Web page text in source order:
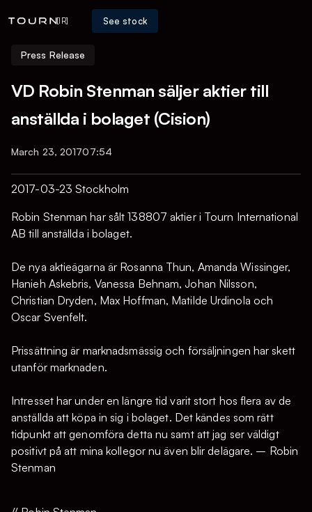
[IR] See stock
Press Release
VD Robin Stenman säljer aktier till
anställda i bolaget (Cision)
March 23, 201707:54
2017-03-23 Stockholm
Robin Stenman har sålt 138807 aktier i Tourn International
AB till anställda i bolaget.
De nya aktieägarna är Rosanna Thun, Amanda Wissinger,
Hanieh Askebris, Vanessa Behnam, Johan Nilsson,
Christian Dryden, Max Hoffman, Matilde Urdinola och
Oscar Svenfelt.
Prissättning är marknadsmässig och försäljningen har skett
utanför marknaden.
Intresset har under en längre tid varit stort hos flera av de
anställda att köpa in sig i bolaget. Det kändes som rätt
tidpunkt att genomföra detta nu samt att jag ser väldigt
positivt på att mina kollegor nu även blir delägare. – Robin
Stenman